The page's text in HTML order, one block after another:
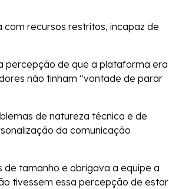
recursos restritos, incapaz de
percepção de que a plataforma era
não tinham “vontade de parar
de natureza técnica e de
da comunicação
tamanho e obrigava a equipe a
tivessem essa percepção de estar